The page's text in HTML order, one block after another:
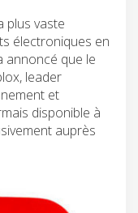
plus vaste
électroniques en
annoncé que le
leader
et
disponible à
auprès